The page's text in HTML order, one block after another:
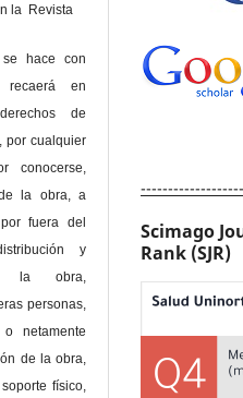
Revista
se hace con
recaerá en
de
por cualquier
conocerse,
la obra, a
fuera del
y
la obra,
personas,
netamente
de la obra,
físico,
Scimago
Rank (SJR)